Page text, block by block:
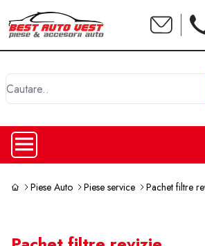
Piese Auto Piese service Pachet filtre